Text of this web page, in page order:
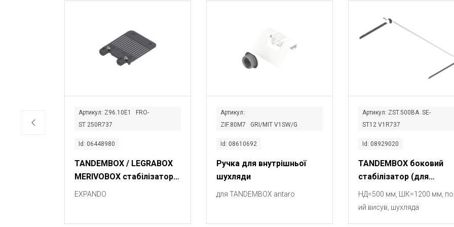
Артикул: Z96.10E1 FRO-
ST 250R737
Id: 06448980
TANDEMBOX / LEGRABOX
MERIVOBOX стабілізатор
фасаду / дна
EXPANDO
Артикул:
ZIF.80M7 GRI/MIT V1SW/G
Id: 08610692
Ручка для внутрішньої
шухляди
для TANDEMBOX antaro
Артикул: ZST.500BA SE-
ST12 V1R737
Id: 08929020
TANDEMBOX боковий
стабілізатор (для
кріплення зверху)
НД=500 мм, ШК=1200 мм,
ий висув, шухляда